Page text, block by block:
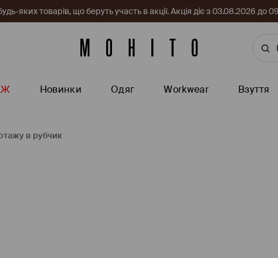
яких товарів, що беруть участь в акції. Акція діє з 03.08.2026 до
Новинки Одяг Workwear Взуття
в рубчик